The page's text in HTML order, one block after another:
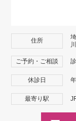
住所
ご予約・ご相談
休診日
最寄り駅